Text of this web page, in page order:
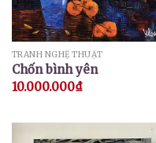
TRANH NGHỆ THUẬT
Chốn bình yên
10.000.000₫